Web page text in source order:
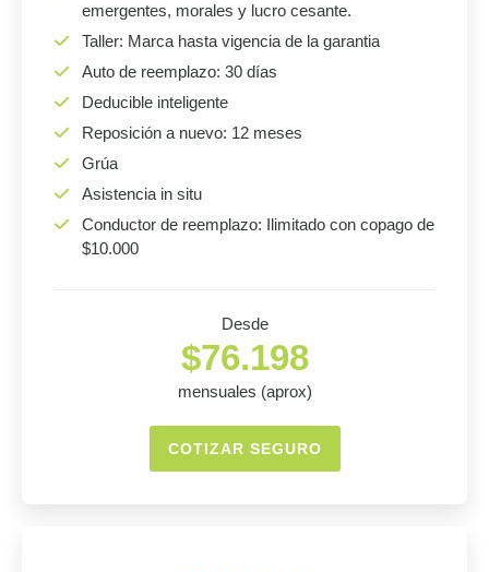
emergentes, morales y lucro cesante.
Taller: Marca hasta vigencia de la garantia
Auto de reemplazo: 30 días
Deducible inteligente
Reposición a nuevo: 12 meses
Grúa
Asistencia in situ
Conductor de reemplazo: Ilimitado con copago de
$10.000
Desde
$76.198
mensuales (aprox)
COTIZAR SEGURO